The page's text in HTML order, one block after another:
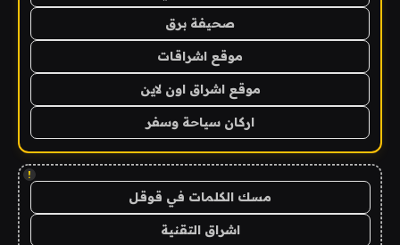
صحيفة برق
موقع اشراقات
موقع اشراق اون لاين
اركان سياحة وسفر
!
مسك الكلمات في قوقل
اشراق التقنية